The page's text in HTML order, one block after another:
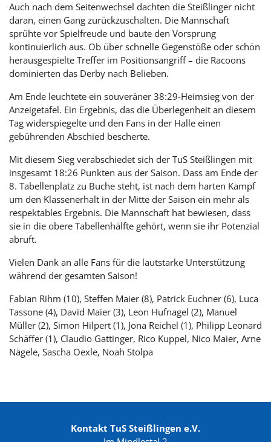
Auch nach dem Seitenwechsel dachten die Steißlinger nicht
daran, einen Gang zurückzuschalten. Die Mannschaft
sprühte vor Spielfreude und baute den Vorsprung
kontinuierlich aus. Ob über schnelle Gegenstöße oder schön
herausgespielte Treffer im Positionsangriff – die Racoons
dominierten das Derby nach Belieben.
Am Ende leuchtete ein souveräner 38:29-Heimsieg von der
Anzeigetafel. Ein Ergebnis, das die Überlegenheit an diesem
Tag widerspiegelte und den Fans in der Halle einen
gebührenden Abschied bescherte.
Mit diesem Sieg verabschiedet sich der TuS Steißlingen mit
insgesamt 18:26 Punkten aus der Saison. Dass am Ende der
8. Tabellenplatz zu Buche steht, ist nach dem harten Kampf
um den Klassenerhalt in der Mitte der Saison ein mehr als
respektables Ergebnis. Die Mannschaft hat bewiesen, dass
sie in die obere Tabellenhälfte gehört, wenn sie ihr Potenzial
abruft.
Vielen Dank an alle Fans für die lautstarke Unterstützung
während der gesamten Saison!
Fabian Rihm (10), Steffen Maier (8), Patrick Euchner (6), Luca
Tassone (4), David Maier (3), Leon Hufnagel (2), Manuel
Müller (2), Simon Hilpert (1), Jona Reichel (1), Philipp Leonard
Schäffer (1), Claudio Gattinger, Rico Kuppel, Nico Maier, Arne
Nägele, Sascha Oexle, Noah Stolpa
Kontakt TuS Steißlingen e.V.